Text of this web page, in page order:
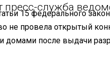
служба
15 федерального
не провела открытый
домами после выдачи